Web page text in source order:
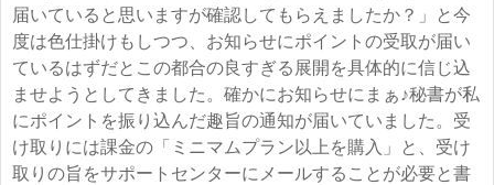
届いていると思いますが確認してもらえましたか？」と今
度は色仕掛けもしつつ、お知らせにポイントの受取が届い
ているはずだとこの都合の良すぎる展開を具体的に信じ込
ませようとしてきました。確かにお知らせにまぁ♪秘書が私
にポイントを振り込んだ趣旨の通知が届いていました。受
け取りには課金の「ミニマムプラン以上を購入」と、受け
取りの旨をサポートセンターにメールすることが必要と書